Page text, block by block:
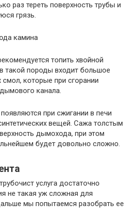
раз тереть поверхность трубы и
грязь.
топить хвойной
такой породы входит большое
которые при сгорании
канала.
при сжигании в печи
вещей. Сажа толстым
дымохода, при этом
будет довольно сложно.
услуга достаточно
не такая уж сложная для
мы попытаемся разобрать ее